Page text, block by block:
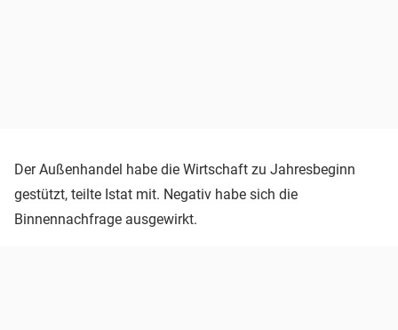
Der Außenhandel habe die Wirtschaft zu Jahresbeginn
gestützt, teilte Istat mit. Negativ habe sich die
Binnennachfrage ausgewirkt.